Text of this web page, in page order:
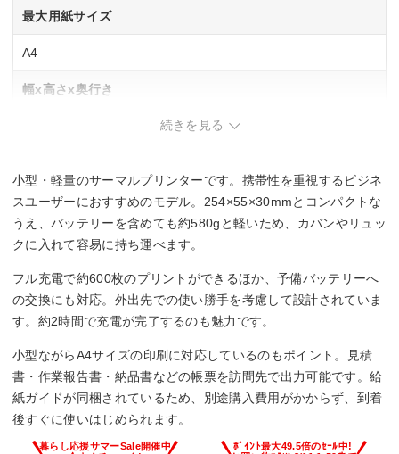
最大用紙サイズ
A4
幅x高さx奥行き
0.58 kg
続きを見る
小型・軽量のサーマルプリンターです。携帯性を重視するビジネ
スユーザーにおすすめのモデル。254×55×30mmとコンパクトな
うえ、バッテリーを含めても約580gと軽いため、カバンやリュッ
クに入れて容易に持ち運べます。
フル充電で約600枚のプリントができるほか、予備バッテリーへ
の交換にも対応。外出先での使い勝手を考慮して設計されていま
す。約2時間で充電が完了するのも魅力です。
小型ながらA4サイズの印刷に対応しているのもポイント。見積
書・作業報告書・納品書などの帳票を訪問先で出力可能です。給
紙ガイドが同梱されているため、別途購入費用がかからず、到着
後すぐに使いはじめられます。